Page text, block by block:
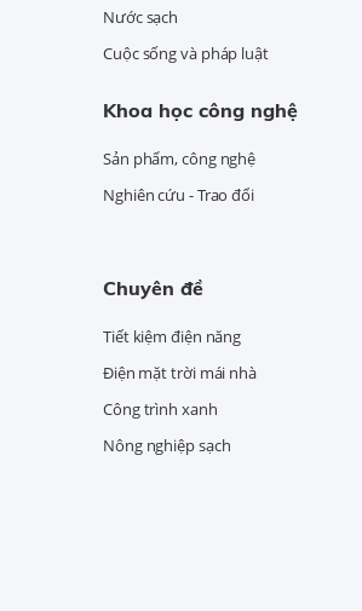
Nước sạch
Cuộc sống và pháp luật
Khoa học công nghệ
Sản phẩm, công nghệ
Nghiên cứu - Trao đổi
Chuyên đề
Tiết kiệm điện năng
Điện mặt trời mái nhà
Công trình xanh
Nông nghiệp sạch